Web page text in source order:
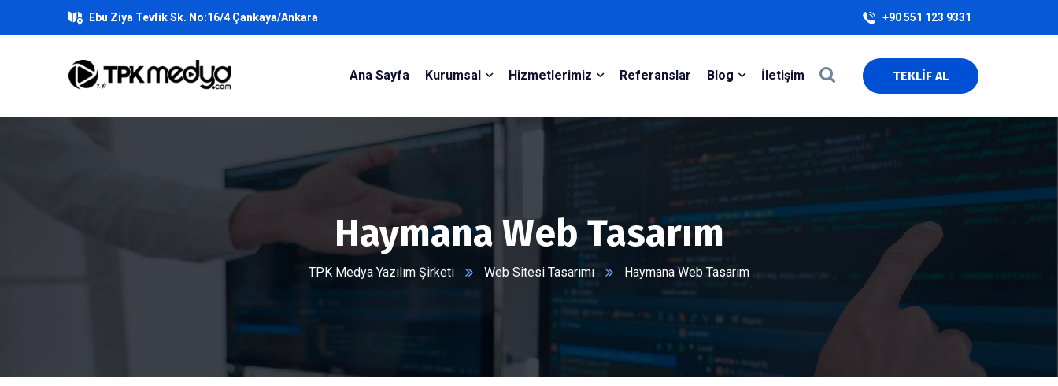
Ebu Ziya Tevfik Sk. No:16/4 Çankaya/Ankara +90 551 123 9331
Ana Sayfa Kurumsal Hizmetlerimiz Referanslar Blog İletişim TEKLİF AL
Haymana Web Tasarım
TPK Medya Yazılım Şirketi Web Sitesi Tasarımı Haymana Web Tasarım